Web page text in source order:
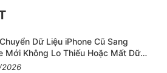
Dữ Liệu iPhone Cũ Sang
Mới Không Lo Thiếu Hoặc Mất Dữ